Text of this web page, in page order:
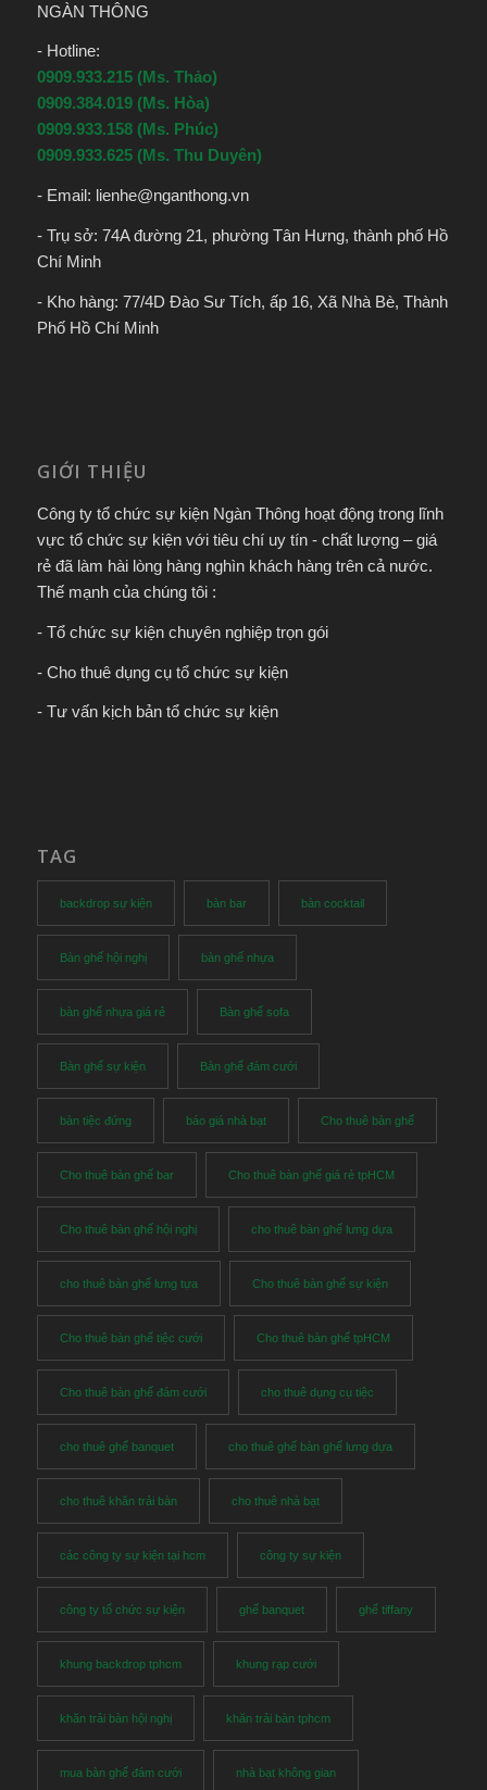
NGÀN THÔNG
- Hotline:
0909.933.215 (Ms. Thảo)
0909.384.019 (Ms. Hòa)
0909.933.158 (Ms. Phúc)
0909.933.625 (Ms. Thu Duyên)
- Email: lienhe@nganthong.vn
- Trụ sở: 74A đường 21, phường Tân Hưng, thành phố Hồ
Chí Minh
- Kho hàng: 77/4D Đào Sư Tích, ấp 16, Xã Nhà Bè, Thành
Phố Hồ Chí Minh
GIỚI THIỆU
Công ty tổ chức sự kiện Ngàn Thông hoạt động trong lĩnh
vực tổ chức sự kiện với tiêu chí uy tín - chất lượng – giá
rẻ đã làm hài lòng hàng nghìn khách hàng trên cả nước.
Thế mạnh của chúng tôi :
- Tổ chức sự kiện chuyên nghiệp trọn gói
- Cho thuê dụng cụ tổ chức sự kiện
- Tư vấn kịch bản tổ chức sự kiện
TAG
backdrop sự kiện bàn bar bàn cocktail
Bàn ghế hội nghị bàn ghế nhựa
bàn ghế nhựa giá rẻ Bàn ghế sofa
Bàn ghế sự kiện Bàn ghế đám cưới
bàn tiệc đứng báo giá nhà bạt Cho thuê bàn ghế
Cho thuê bàn ghế bar Cho thuê bàn ghế giá rẻ tpHCM
Cho thuê bàn ghế hội nghị cho thuê bàn ghế lưng dựa
cho thuê bàn ghế lưng tựa Cho thuê bàn ghế sự kiện
Cho thuê bàn ghế tiệc cưới Cho thuê bàn ghế tpHCM
Cho thuê bàn ghế đám cưới cho thuê dụng cụ tiệc
cho thuê ghế banquet cho thuê ghế bàn ghế lưng dựa
cho thuê khăn trải bàn cho thuê nhà bạt
các công ty sự kiện tại hcm công ty sự kiện
công ty tổ chức sự kiện ghế banquet ghế tiffany
khung backdrop tphcm khung rạp cưới
khăn trải bàn hội nghị khăn trải bàn tphcm
mua bàn ghế đám cưới nhà bạt không gian